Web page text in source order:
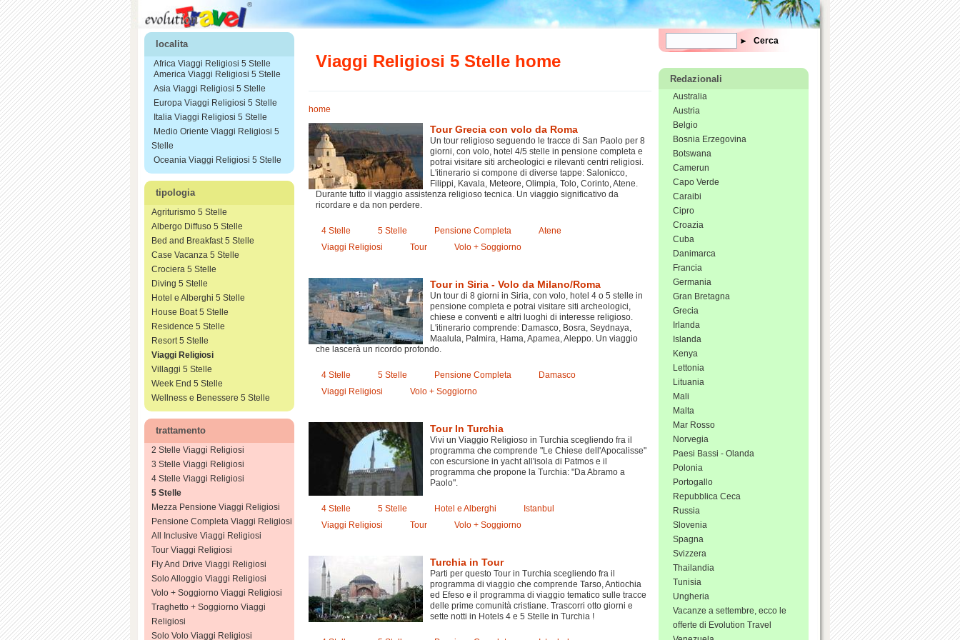
localita
Africa Viaggi Religiosi 5 Stelle
America Viaggi Religiosi 5 Stelle
Asia Viaggi Religiosi 5 Stelle
Europa Viaggi Religiosi 5 Stelle
Italia Viaggi Religiosi 5 Stelle
Medio Oriente Viaggi Religiosi 5
Stelle
Oceania Viaggi Religiosi 5 Stelle
tipologia
Agriturismo 5 Stelle
Albergo Diffuso 5 Stelle
Bed and Breakfast 5 Stelle
Case Vacanza 5 Stelle
Crociera 5 Stelle
Diving 5 Stelle
Hotel e Alberghi 5 Stelle
House Boat 5 Stelle
Residence 5 Stelle
Resort 5 Stelle
Viaggi Religiosi
Villaggi 5 Stelle
Week End 5 Stelle
Wellness e Benessere 5 Stelle
trattamento
2 Stelle Viaggi Religiosi
3 Stelle Viaggi Religiosi
4 Stelle Viaggi Religiosi
5 Stelle
Mezza Pensione Viaggi Religiosi
Pensione Completa Viaggi Religiosi
All Inclusive Viaggi Religiosi
Tour Viaggi Religiosi
Fly And Drive Viaggi Religiosi
Solo Alloggio Viaggi Religiosi
Volo + Soggiorno Viaggi Religiosi
Traghetto + Soggiorno Viaggi
Religiosi
Solo Volo Viaggi Religiosi
Form di ricerca
Cerca
Viaggi Religiosi 5 Stelle home
home
Tour Grecia con volo da Roma
Un tour religioso seguendo le tracce di San Paolo per 8
giorni, con volo, hotel 4/5 stelle in pensione completa e
potrai visitare siti archeologici e rilevanti centri religiosi.
L'itinerario si compone di diverse tappe: Salonicco,
Filippi, Kavala, Meteore, Olimpia, Tolo, Corinto, Atene.
Durante tutto il viaggio assistenza religioso tecnica. Un viaggio significativo da
ricordare e da non perdere.
4 Stelle 5 Stelle Pensione Completa
Atene
Viaggi Religiosi
Tour Volo + Soggiorno
Tour in Siria - Volo da Milano/Roma
Un tour di 8 giorni in Siria, con volo, hotel 4 o 5 stelle in
pensione completa e potrai visitare siti archeologici,
chiese e conventi e altri luoghi di interesse religioso.
L'itinerario comprende: Damasco, Bosra, Seydnaya,
Maalula, Palmira, Hama, Apamea, Aleppo. Un viaggio
che lascerà un ricordo profondo.
4 Stelle 5 Stelle Pensione Completa
Damasco
Viaggi Religiosi
Volo + Soggiorno
Tour In Turchia
Vivi un Viaggio Religioso in Turchia scegliendo fra il
programma che comprende "Le Chiese dell'Apocalisse"
con escursione in yacht all'isola di Patmos e il
programma che propone la Turchia: "Da Abramo a
Paolo".
4 Stelle 5 Stelle Hotel e Alberghi
Istanbul
Viaggi Religiosi
Tour Volo + Soggiorno
Turchia in Tour
Parti per questo Tour in Turchia scegliendo fra il
programma di viaggio che comprende Tarso, Antiochia
ed Efeso e il programma di viaggio tematico sulle tracce
delle prime comunità cristiane. Trascorri otto giorni e
sette notti in Hotels 4 e 5 Stelle in Turchia !
Redazionali
Australia
Austria
Belgio
Bosnia Erzegovina
Botswana
Camerun
Capo Verde
Caraibi
Cipro
Croazia
Cuba
Danimarca
Francia
Germania
Gran Bretagna
Grecia
Irlanda
Islanda
Kenya
Lettonia
Lituania
Mali
Malta
Mar Rosso
Norvegia
Paesi Bassi - Olanda
Polonia
Portogallo
Repubblica Ceca
Russia
Slovenia
Spagna
Svizzera
Thailandia
Tunisia
Ungheria
Vacanze a settembre, ecco le
offerte di Evolution Travel